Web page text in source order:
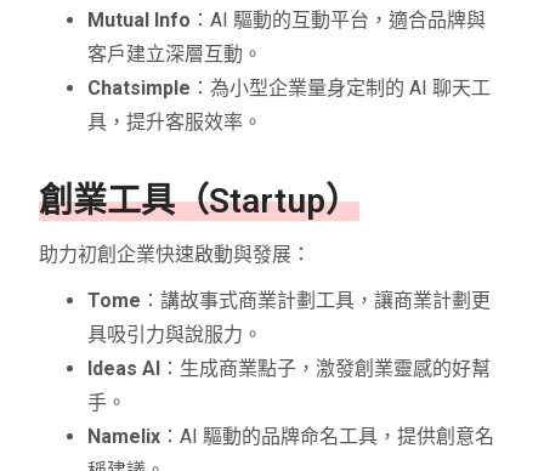
Mutual Info ：AI 驅動的互動平台，適合品牌與
客戶建立深層互動。
Chatsimple ：為小型企業量身定制的 AI 聊天工
具，提升客服效率。
創業工具（Startup）
助力初創企業快速啟動與發展：
Tome ：講故事式商業計劃工具，讓商業計劃更
具吸引力與說服力。
Ideas AI ：生成商業點子，激發創業靈感的好幫
手。
Namelix ：AI 驅動的品牌命名工具，提供創意名